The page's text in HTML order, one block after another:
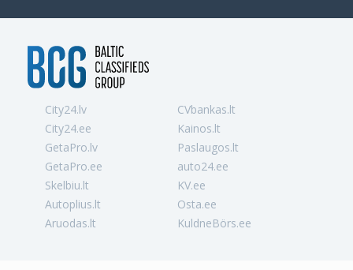
City24.lv
City24.ee
GetaPro.lv
GetaPro.ee
Skelbiu.lt
Autoplius.lt
Aruodas.lt
CVbankas.lt
Kainos.lt
Paslaugos.lt
auto24.ee
KV.ee
Osta.ee
KuldneBörs.ee